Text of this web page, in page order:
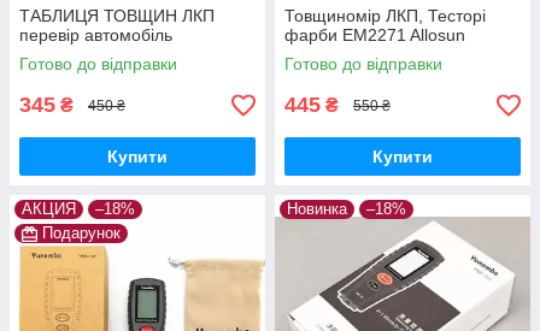
ТАБЛИЦЯ ТОВЩИН ЛКП
перевір автомобіль
Готово до відправки
345 ₴ 450 ₴
Купити
Товщиномір ЛКП, Тесторі
фарби EM2271 Allosun
Готово до відправки
445 ₴ 550 ₴
Купити
АКЦИЯ
–18%
Подарунок
Новинка –18%